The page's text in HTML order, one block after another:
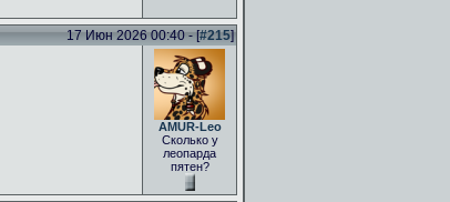
17 Июн 2026 00:40 - [#215]
AMUR-Leo
Сколько у
леопарда
пятен?